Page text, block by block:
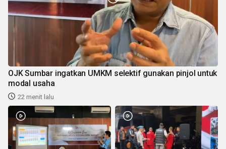
OJK Sumbar ingatkan UMKM selektif gunakan pinjol untuk
modal usaha
22 menit lalu